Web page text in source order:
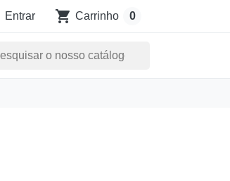
Entrar shopping_cart Carrinho 0